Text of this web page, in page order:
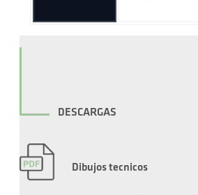
DESCARGAS
Dibujos tecnicos